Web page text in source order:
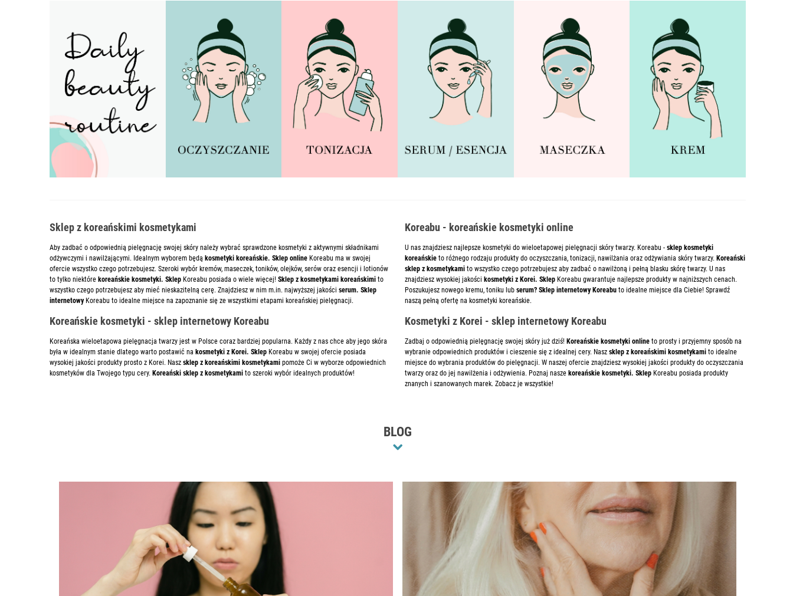
Sklep z koreańskimi kosmetykami
Aby zadbać o odpowiednią pielęgnację swojej skóry należy wybrać sprawdzone kosmetyki z aktywnymi składnikami
odżywczymi i nawilżającymi. Idealnym wyborem będą kosmetyki koreańskie. Sklep online Koreabu ma w swojej
ofercie wszystko czego potrzebujesz. Szeroki wybór kremów, maseczek, toników, olejków, serów oraz esencji i lotionów
to tylko niektóre koreańskie kosmetyki. Sklep Koreabu posiada o wiele więcej! Sklep z kosmetykami koreańskimi to
wszystko czego potrzebujesz aby mieć nieskazitelną cerę. Znajdziesz w nim m.in. najwyższej jakości serum. Sklep
internetowyKoreabu to idealne miejsce na zapoznanie się ze wszystkimi etapami koreańskiej pielęgnacji.
Koreańskie kosmetyki - sklep internetowy Koreabu
Koreańska wieloetapowa pielęgnacja twarzy jest w Polsce coraz bardziej popularna. Każdy z nas chce aby jego skóra
była w idealnym stanie dlatego warto postawić na kosmetyki z Korei. Sklep Koreabu w swojej ofercie posiada
wysokiej jakości produkty prosto z Korei. Nasz sklep z koreańskimi kosmetykami pomoże Ci w wyborze odpowiednich
kosmetyków dla Twojego typu cery. Koreański sklep z kosmetykami to szeroki wybór idealnych produktów!
Koreabu - koreańskie kosmetyki online
U nas znajdziesz najlepsze kosmetyki do wieloetapowej pielęgnacji skóry twarzy. Koreabu - sklep kosmetyki
koreańskieto różnego rodzaju produkty do oczyszczania, tonizacji, nawilżania oraz odżywiania skóry twarzy. Koreański
sklep z kosmetykamito wszystko czego potrzebujesz aby zadbać o nawilżoną i pełną blasku skórę twarzy. U nas
znajdziesz wysokiej jakości kosmetyki z Korei. SklepKoreabu gwarantuje najlepsze produkty w najniższych cenach.
Poszukujesz nowego kremu, toniku lub serum? Sklep internetowy Koreabuto idealne miejsce dla Ciebie! Sprawdź
naszą pełną ofertę na kosmetyki koreańskie.
Kosmetyki z Korei - sklep internetowy Koreabu
Zadbaj o odpowiednią pielęgnację swojej skóry już dziś! Koreańskie kosmetyki onlineto prosty i przyjemny sposób na
wybranie odpowiednich produktów i cieszenie się z idealnej cery. Nasz sklep z koreańskimi kosmetykamito idealne
miejsce do wybrania produktów do pielęgnacji. W naszej ofercie znajdziesz wysokiej jakości produkty do oczyszczania
twarzy oraz do jej nawilżenia i odżywienia. Poznaj nasze koreańskie kosmetyki. SklepKoreabu posiada produkty
znanych i szanowanych marek. Zobacz je wszystkie!
BLOG